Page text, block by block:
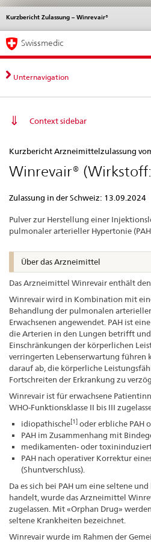
Direktnavigation
News,
Rechtsgrundlagen,
Kontakt
News & Updates
Kurzbericht Zulassung – Winrevair®
Sprachwahl
Service
Hauptnavigation
Swissmedic
Unternavigation
Context sidebar
Zulassung
–
Winrevair®
Kurzbericht Arzneimittelzulassung
Winrevair®
Zulassung in der Schweiz: 13.09.2024
Pulver zur Herstellung einer
pulmonaler arterieller Hypertonie
Über das Arzneimittel
Das Arzneimittel Winrevair enthält
Winrevair wird in Kombination mit
Behandlung der pulmonalen
Erwachsenen angewendet. PAH ist
die Arterien in den Lungen betrifft
Einschränkungen der körperlichen
verringerten Lebenserwartung führen
darauf ab, die körperliche
Fortschreiten der Erkrankung zu
Winrevair ist für erwachsene
WHO-Funktionsklasse II bis III
idiopathische[1] oder erbliche PAH
PAH im Zusammenhang mit
medikamenten- oder
PAH nach operativer Korrektur
(Shuntverschluss).
Da es sich bei PAH um eine seltene
handelt, wurde das Arzneimittel
zugelassen. Mit «Orphan Drug»
seltene Krankheiten bezeichnet.
Winrevair wurde im Rahmen der